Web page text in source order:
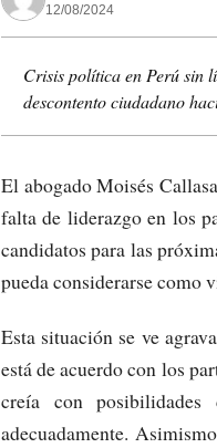
12/08/2024
Crisis política en Perú sin
descontento ciudadano
El abogado Moisés
falta de liderazgo en los
candidatos para las
pueda considerarse como
Esta situación se ve
está de acuerdo con los
creía con posibilidades
adecuadamente.